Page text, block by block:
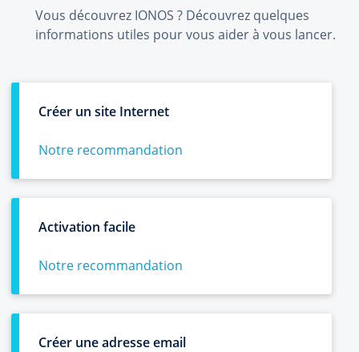
Vous découvrez IONOS ? Découvrez quelques
informations utiles pour vous aider à vous lancer.
Créer un site Internet
Notre recommandation
Activation facile
Notre recommandation
Créer une adresse email